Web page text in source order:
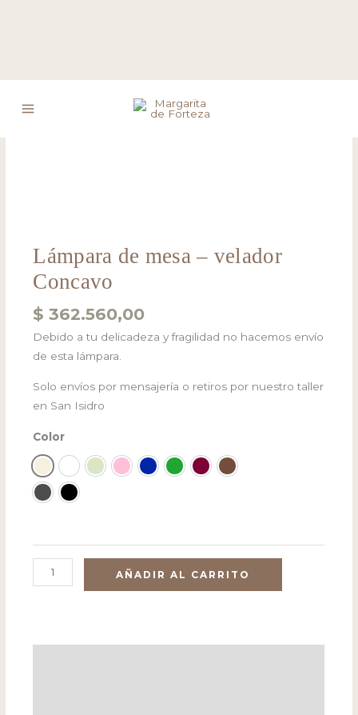
Lámpara de mesa – velador
Concavo
$ 362.560,00
Debido a tu delicadeza y fragilidad no hacemos envío
de esta lámpara.
Solo envíos por mensajería o retiros por nuestro taller
en San Isidro
Color
CrudoBlancoVerde Seco
RosadoAzul Marino
Verde Inglés
GranateHabano
Gris Negro
de
AÑADIR AL CARRITO